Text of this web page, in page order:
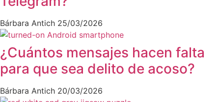
Bárbara Antich 25/03/2026
¿Cuántos mensajes hacen falta
para que sea delito de acoso?
Bárbara Antich 20/03/2026